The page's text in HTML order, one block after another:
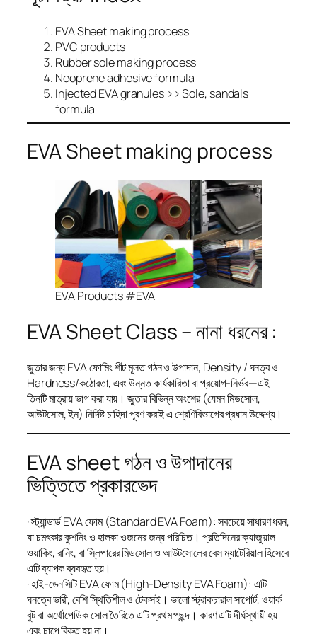
EVA Sheet making process
PVC products
Rubber sole making process
Neoprene adhesive formula
Injected EVA granules >> Sole, sandals
formula
EVA Sheet making process
EVA Products #EVA
EVA Sheet Class – নানা ধরনের :
জুতার জন্য EVA ফোমিং শীট মূলত গঠন ও উপাদান, Density / ঘনত্ব ও
Hardness/কঠোরতা, এবং উন্নত কার্যকারিতা বা প্রয়োগ-নির্ভর—এই
তিনটি মাত্রায় ভাগ করা যায়। জুতার বিভিন্ন অংশের (যেমন মিডসোল,
আউটসোল, ইন) নির্দিষ্ট চাহিদা পূরণ করাই এ শ্রেণিবিভাগের প্রধান উদ্দেশ্য।
EVA sheet গঠন ও উপাদানের
ভিত্তিতে প্রকারভেদ
· স্ট্যান্ডার্ড EVA ফোম (Standard EVA Foam): সবচেয়ে সাধারণ ধরন,
যা চমৎকার কুশনিং ও হালকা ওজনের জন্য পরিচিত। প্রতিদিনের ক্যাজুয়াল
ওয়াকিং, রানিং, বা স্লিপারের মিডসোল ও আউটসোলের বেস ম্যাটেরিয়াল হিসেবে
এটি ব্যাপক ব্যবহৃত হয়।
· হাই-ডেনসিটি EVA ফোম (High-Density EVA Foam): এটি
ঘনত্বে ভারী, বেশি স্থিতিশীল ও টেকসই। ভালো স্ট্রাকচারাল সাপোর্ট, ওয়ার্ক
বুট বা অর্থোপেডিক সোল তৈরিতে এটি প্রথম পছন্দ। কারণ এটি দীর্ঘস্থায়ী হয়
এবং চাপে বিকৃত হয় না।